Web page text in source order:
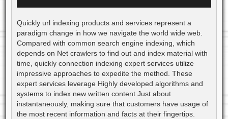
Quickly url indexing products and services represent a
paradigm change in how we navigate the world wide web.
Compared with common search engine indexing, which
depends on Net crawlers to find out and index material with
time, quickly connection indexing expert services utilize
impressive approaches to expedite the method. These
expert services leverage Highly developed algorithms and
systems to index new written content Just about
instantaneously, making sure that customers have usage of
the most recent information and facts at their fingertips.